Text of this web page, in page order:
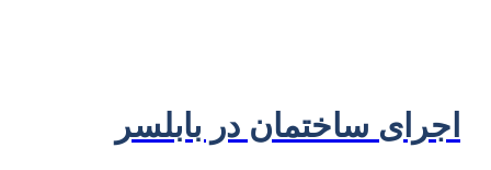
اجرای ساختمان در بابلسر